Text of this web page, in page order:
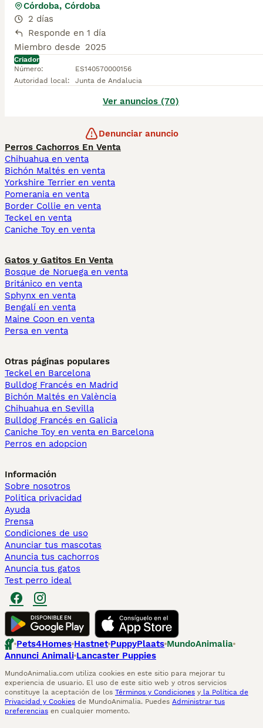
Córdoba, Córdoba
2 días
Responde en 1 día
Miembro desde 2025
Criador
Número:
ES140570000156
Autoridad local: Junta de Andalucia
Ver anuncios (70)
Denunciar anuncio
Perros Cachorros En Venta
Chihuahua en venta
Bichón Maltés en venta
Yorkshire Terrier en venta
Pomerania en venta
Border Collie en venta
Teckel en venta
Caniche Toy en venta
Gatos y Gatitos En Venta
Bosque de Noruega en venta
Británico en venta
Sphynx en venta
Bengalí en venta
Maine Coon en venta
Persa en venta
Otras páginas populares
Teckel en Barcelona
Bulldog Francés en Madrid
Bichón Maltés en València
Chihuahua en Sevilla
Bulldog Francés en Galicia
Caniche Toy en venta en Barcelona
Perros en adopcion
Información
Sobre nosotros
Politica privacidad
Ayuda
Prensa
Condiciones de uso
Anunciar tus mascotas
Anuncia tus cachorros
Anuncia tus gatos
Test perro ideal
Pets4Homes Hastnet PuppyPlaats MundoAnimalia
Annunci Animali Lancaster Puppies
MundoAnimalia.com utiliza cookies en este sitio para mejorar tu
experiencia de usuario. El uso de este sitio web y otros servicios
constituye la aceptación de los Términos y Condiciones y la Política de
Privacidad y Cookies de MundoAnimalia. Puedes Administrar tus
preferencias en cualquier momento.